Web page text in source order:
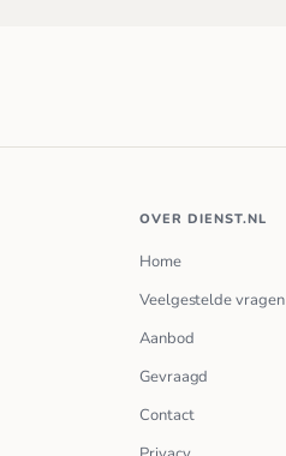
OVER DIENST.NL
Home
Veelgestelde vragen
Aanbod
Gevraagd
Contact